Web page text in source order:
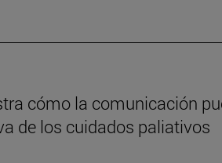
cómo la comunicación
de los cuidados paliativos